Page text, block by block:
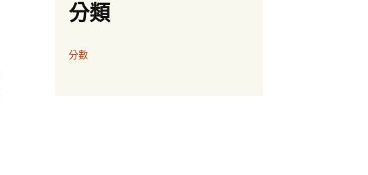
分類
分數